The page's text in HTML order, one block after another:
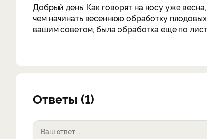
Добрый день. Как говорят на носу уже
чем начинать весеннюю обработку
вашим советом, была обработка еще по
Ответы (1)